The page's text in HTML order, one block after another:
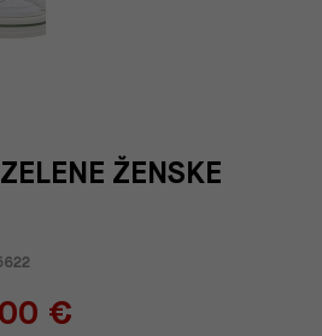
ŽENSKE
€